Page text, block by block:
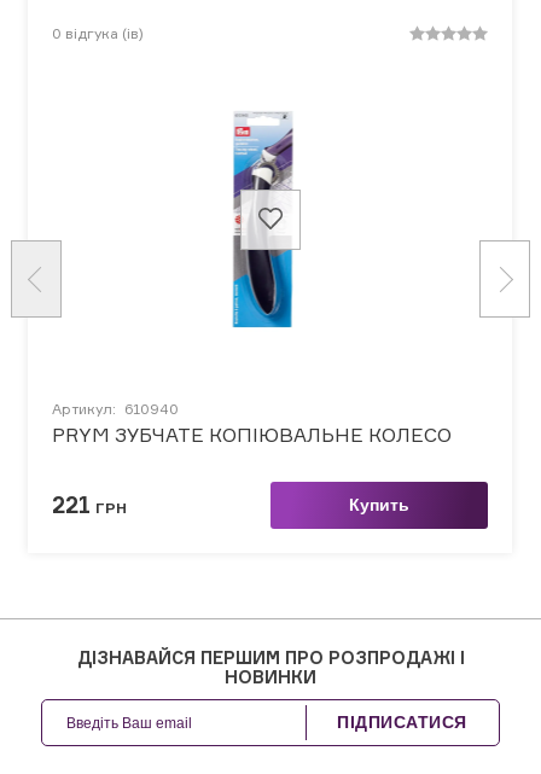
0 відгука (ів)
Артикул: 610940
PRYM ЗУБЧАТЕ КОПІЮВАЛЬНЕ КОЛЕСО
221 ГРН Купить
ДІЗНАВАЙСЯ ПЕРШИМ ПРО РОЗПРОДАЖІ І
НОВИНКИ
ПІДПИСАТИСЯ